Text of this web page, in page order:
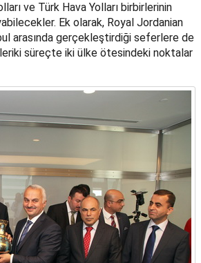
ve Türk Hava Yolları birbirlerinin
Ek olarak, Royal Jordanian
arasında gerçekleştirdiği seferlere de
süreçte iki ülke ötesindeki noktalar